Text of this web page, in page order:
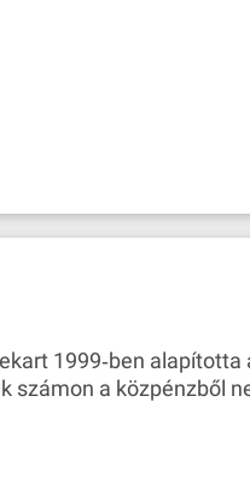
1999‐ben
számon a közpénzből